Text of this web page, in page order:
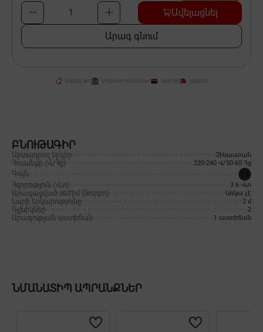
1 Ավելացնել
Արագ գնում
ՎՃԱՐՈՒՄ
ԲՆՈՒԹԱԳԻՐ
Արտադրող երկիր Չինաստան
Հոսանքի (Վ/Հց) 220-240 Վ/50-60 Հց
Գույն
Հզորություն (Վտ)
3.6 Վտ
Արագացված ռեժիմ (Տուրբո) Առկա չէ
Լարի երկարությունը 2 մ
Գլխիկներ 2
Արագության աստիճան 1 աստիճան
ՆՄԱՆԱՏԻՊ ԱՊՐԱՆՔՆԵՐ